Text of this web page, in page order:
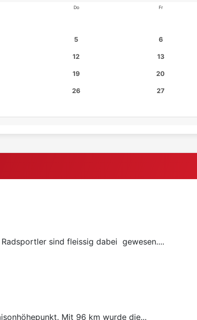
Do Fr
5 6
12 13
19 20
26 27
sind fleissig dabei gewesen....
Mit 96 km wurde die...